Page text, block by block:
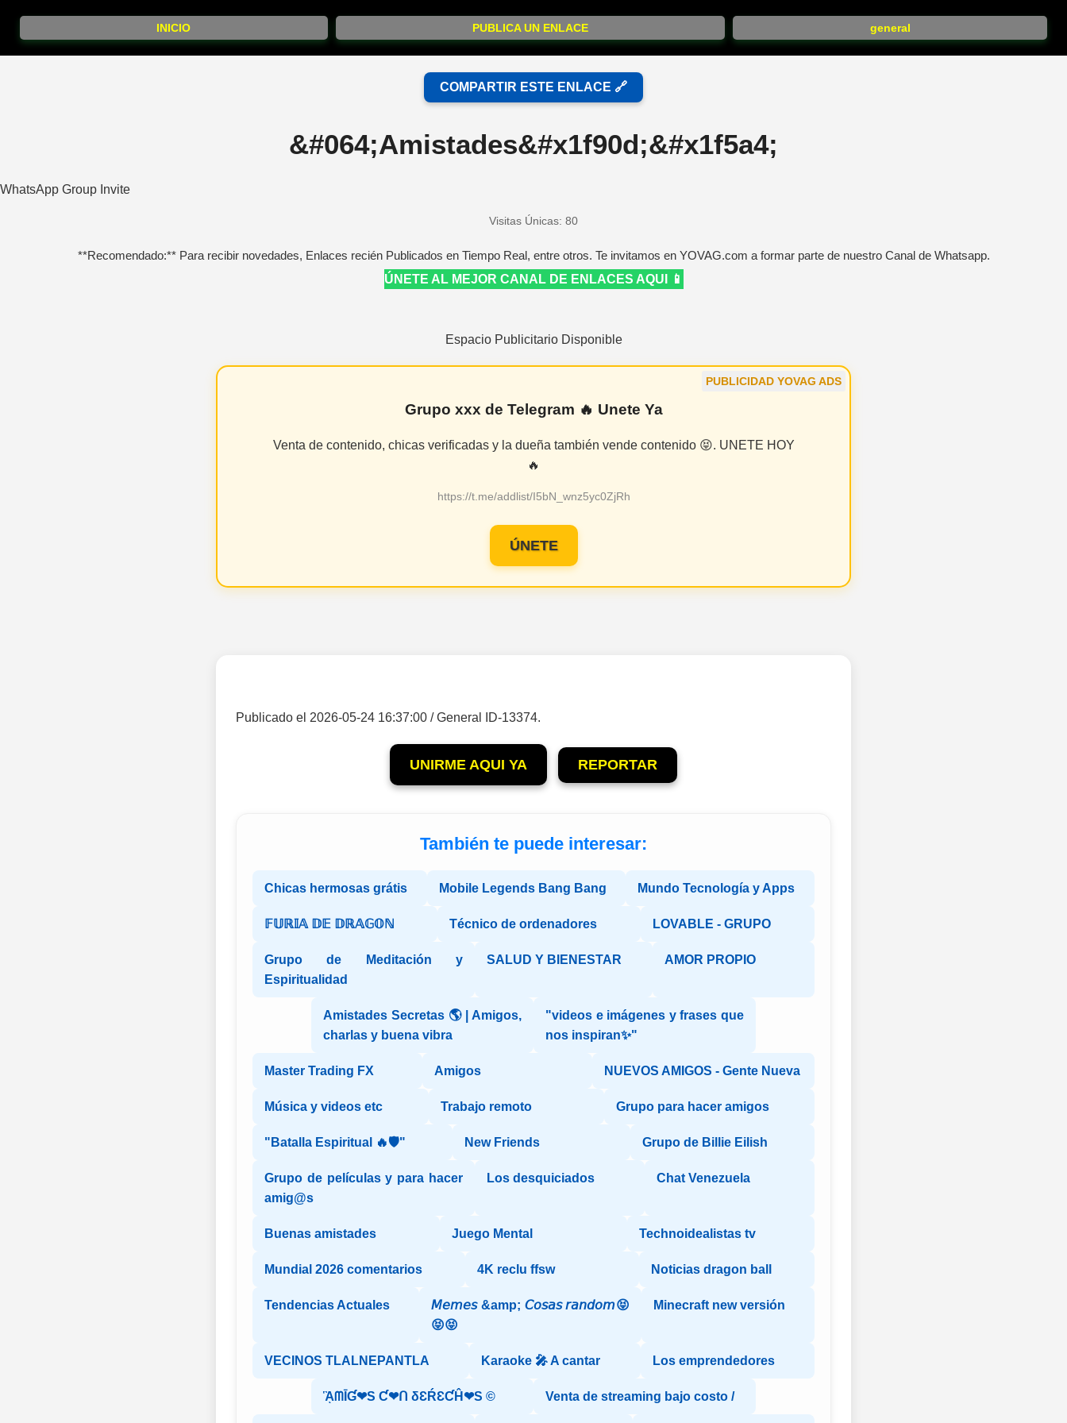
INICIO PUBLICA UN ENLACE general
COMPARTIR ESTE ENLACE 🔗
&#064;Amistades&#x1f90d;&#x1f5a4;
WhatsApp Group Invite
Visitas Únicas: 80
**Recomendado:** Para recibir novedades, Enlaces recién Publicados en Tiempo Real, entre otros. Te invitamos en YOVAG.com a formar parte de nuestro Canal de Whatsapp.
ÚNETE AL MEJOR CANAL DE ENLACES AQUI 📱
Espacio Publicitario Disponible
PUBLICIDAD YOVAG ADS
Grupo xxx de Telegram 🔥 Unete Ya
Venta de contenido, chicas verificadas y la dueña también vende contenido 😝. UNETE HOY
🔥
https://t.me/addlist/I5bN_wnz5yc0ZjRh
ÚNETE
Publicado el 2026-05-24 16:37:00 / General ID-13374.
UNIRME AQUI YA REPORTAR
También te puede interesar:
Chicas hermosas grátis Mobile Legends Bang Bang Mundo Tecnología y Apps
𝔽𝕌ℝ𝕀𝔸 𝔻𝔼 𝔻ℝ𝔸𝔾𝕆ℕ Técnico de ordenadores LOVABLE - GRUPO
Grupo de Meditación y
Espiritualidad
SALUD Y BIENESTAR AMOR PROPIO
Amistades Secretas 🌎 | Amigos,
charlas y buena vibra
"videos e imágenes y frases que
nos inspiran✨"
Master Trading FX Amigos NUEVOS AMIGOS - Gente Nueva
Música y videos etc Trabajo remoto Grupo para hacer amigos
"Batalla Espiritual 🔥🛡️" New Friends Grupo de Billie Eilish
Grupo de películas y para hacer
amig@s
Los desquiciados Chat Venezuela
Buenas amistades Juego Mental Technoidealistas tv
Mundial 2026 comentarios 4K reclu ffsw Noticias dragon ball
Tendencias Actuales
𝘔𝘦𝘮𝘦𝘴 &amp; 𝘊𝘰𝘴𝘢𝘴 𝘳𝘢𝘯𝘥𝘰𝘮😝
😝😝
Minecraft new versión
VECINOS TLALNEPANTLA Karaoke 🎤 A cantar Los emprendedores
ᾋᗰĪƓ❤S Ƈ❤ᑎ δƐŔƐƇĤ❤S ©️ Venta de streaming bajo costo /